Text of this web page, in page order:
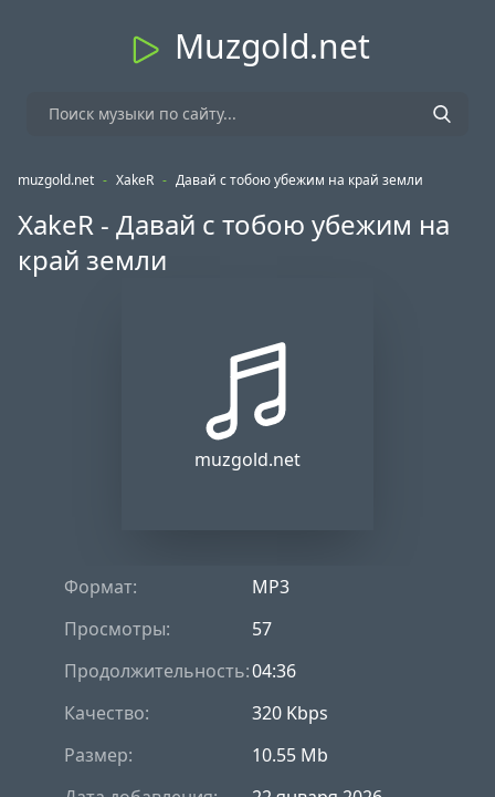
Muzgold.net
muzgold.net - XakeR - Давай с тобою убежим на край земли
XakeR - Давай с тобою убежим на
край земли
muzgold.net
Формат:
MP3
Просмотры:
57
Продолжительность:04:36
Качество:
320 Kbps
Размер:
10.55 Mb